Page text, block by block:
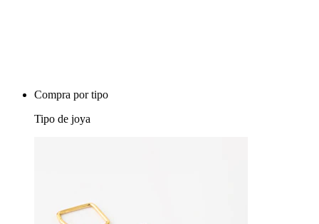
Compra por tipo
Tipo de joya